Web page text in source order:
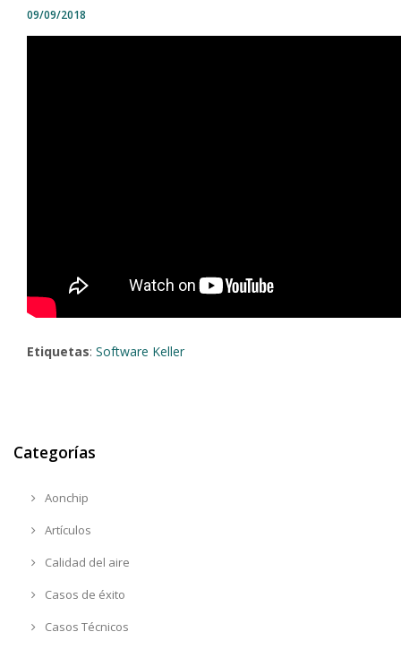
09/09/2018
Etiquetas: Software Keller
Categorías
Aonchip
Artículos
Calidad del aire
Casos de éxito
Casos Técnicos